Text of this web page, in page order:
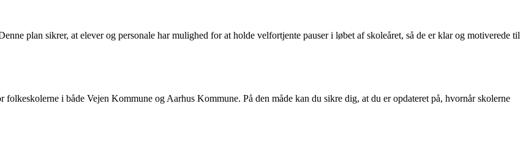
plan sikrer, at elever og personale har mulighed for at holde velfortjente pauser i løbet af skoleåret, så de er klar og motiverede til
i både Vejen Kommune og Aarhus Kommune. På den måde kan du sikre dig, at du er opdateret på, hvornår skolerne